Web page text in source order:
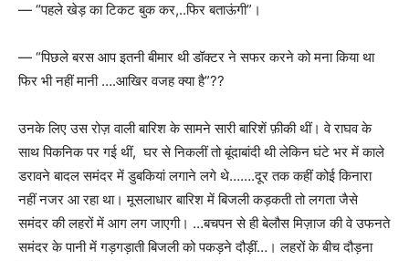
— “पहले खेड़ का टिकट बुक कर,..फिर बताऊंगी” ।
— “पिछले बरस आप इतनी बीमार थी डॉक्टर ने सफर करने को मना किया था
फिर भी नहीं मानी ….आखिर वजह क्या है”??
उनके लिए उस रोज़ वाली बारिश के सामने सारी बारिशें फ़ीकी थीं। वे राघव के
साथ पिकनिक पर गई थीं,घर से निकलीं तो बूंदाबांदी थी लेकिन घंटे भर में काले
डरावने बादल समंदर में डुबकियां लगाने लगे थे…….दूर तक कहीं कोई किनारा
नहीं नजर आ रहा था। मूसलाधार बारिश में बिजली कड़कती तो लगता जैसे
समंदर की लहरों में आग लग जाएगी। …बचपन से ही बेलौस मिज़ाज की वे उफनते
समंदर के पानी में गड़गड़ाती बिजली को पकड़ने दौड़ीं…। लहरों के बीच दौड़ना